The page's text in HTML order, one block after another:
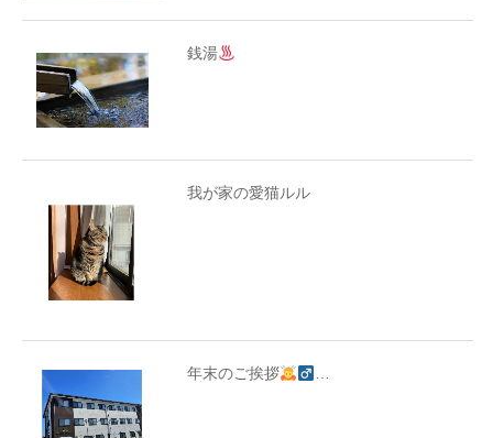
銭湯
我が家の愛猫ルル
年末のご挨拶